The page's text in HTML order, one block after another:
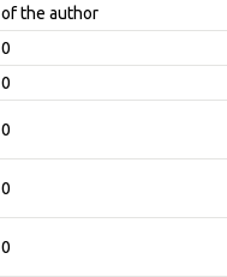
of the author
0
0
0
0
0